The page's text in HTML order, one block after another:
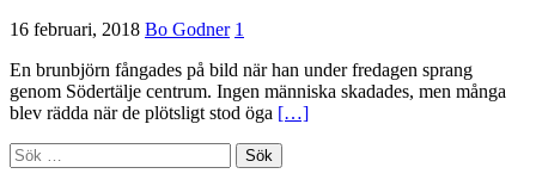
16 februari, 2018 Bo Godner 1
En brunbjörn fångades på bild när han under fredagen sprang
genom Södertälje centrum. Ingen människa skadades, men många
blev rädda när de plötsligt stod öga […]
Sök
efter: